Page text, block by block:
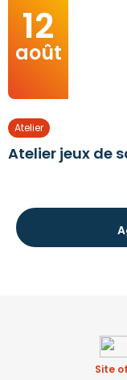
12
août
Atelier
Atelier jeux de
Site